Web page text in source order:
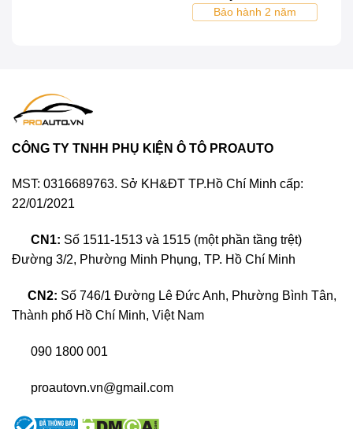
bầu trời đêm, vừa thư giãn vừa đẳng cấp. Các điểm
Độ trần ánh sao xe ô tô là gì?
độ phức tạp. Dù bạn sở hữu BMW, Mercedes hay bất
tầm thẩm mỹ mà còn thể hiện cá tính riêng biệt, thu
Bảo hành 2 năm
CÔNG TY TNHH PHỤ KIỆN Ô TÔ PROAUTO
MST: 0316689763. Sở KH&ĐT TP.Hồ Chí Minh cấp:
22/01/2021
CN1: Số 1511-1513 và 1515 (một phần tầng trệt)
Đường 3/2, Phường Minh Phụng, TP. Hồ Chí Minh
CN2: Số 746/1 Đường Lê Đức Anh, Phường Bình Tân,
Thành phố Hồ Chí Minh, Việt Nam
090 1800 001
proautovn.vn@gmail.com